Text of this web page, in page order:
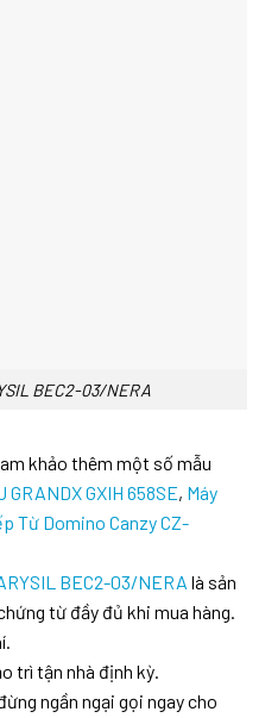
BEC2-03/NERA
khảo thêm một số mẫu
GRANDX GXIH 658SE, Máy
Từ Domino Canzy CZ-
BEC2-03/NERA là sản
từ đầy đủ khi mua hàng.
trì tận nhà định kỳ.
ngần ngại gọi ngay cho